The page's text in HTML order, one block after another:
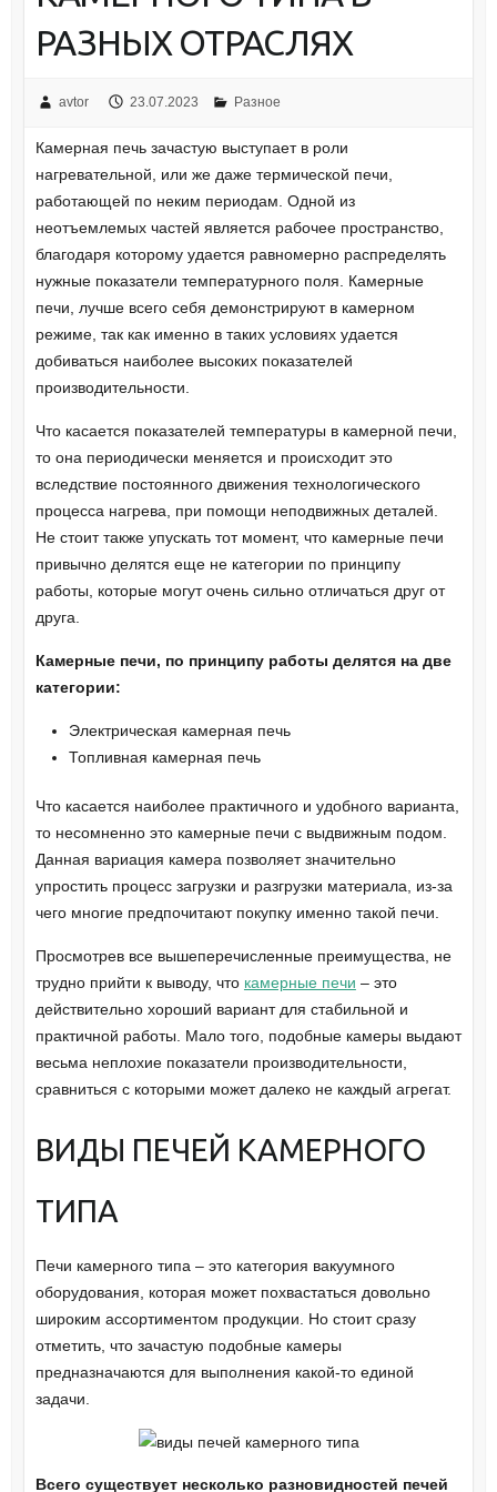
РАЗНЫХ ОТРАСЛЯХ
avtor 23.07.2023 Разное
Камерная печь зачастую выступает в роли
нагревательной, или же даже термической печи,
работающей по неким периодам. Одной из
неотъемлемых частей является рабочее пространство,
благодаря которому удается равномерно распределять
нужные показатели температурного поля. Камерные
печи, лучше всего себя демонстрируют в камерном
режиме, так как именно в таких условиях удается
добиваться наиболее высоких показателей
производительности.
Что касается показателей температуры в камерной печи,
то она периодически меняется и происходит это
вследствие постоянного движения технологического
процесса нагрева, при помощи неподвижных деталей.
Не стоит также упускать тот момент, что камерные печи
привычно делятся еще не категории по принципу
работы, которые могут очень сильно отличаться друг от
друга.
Камерные печи, по принципу работы делятся на две
категории:
Электрическая камерная печь
Топливная камерная печь
Что касается наиболее практичного и удобного варианта,
то несомненно это камерные печи с выдвижным подом.
Данная вариация камера позволяет значительно
упростить процесс загрузки и разгрузки материала, из-за
чего многие предпочитают покупку именно такой печи.
Просмотрев все вышеперечисленные преимущества, не
трудно прийти к выводу, что камерные печи – это
действительно хороший вариант для стабильной и
практичной работы. Мало того, подобные камеры выдают
весьма неплохие показатели производительности,
сравниться с которыми может далеко не каждый агрегат.
ВИДЫ ПЕЧЕЙ КАМЕРНОГО
ТИПА
Печи камерного типа – это категория вакуумного
оборудования, которая может похвастаться довольно
широким ассортиментом продукции. Но стоит сразу
отметить, что зачастую подобные камеры
предназначаются для выполнения какой-то единой
задачи.
Всего существует несколько разновидностей печей